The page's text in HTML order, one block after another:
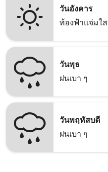
วันอังคาร
ท้องฟ้าแจ่มใส
วันพุธ
ฝนเบา ๆ
วันพฤหัสบดี
ฝนเบา ๆ